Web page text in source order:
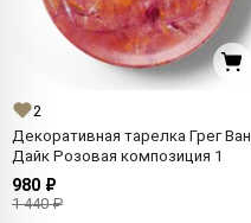
2
Декоративная тарелка Грег Ван
Дайк Розовая композиция 1
980 ₽
1 440 ₽